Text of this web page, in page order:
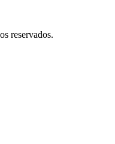
reservados.